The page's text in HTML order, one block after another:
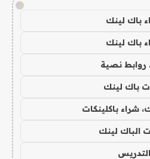
!
باك لينك
باك لينك
روابط نصية
باك لينك
شراء باكلينكات
الباك لينك
التدريس